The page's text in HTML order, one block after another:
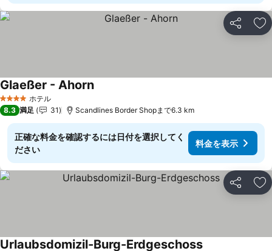
シェア お
4 ホテルのランク
ホテル
Glaeßer - Ahorn料金を表示
8.3 満足 31 Scandlines Border Shopまで6.3 km
正確な料金を確認するには日付を選択してく
ださい
料金を表示
シェア お
Urlaubsdomizil-Burg-Erdgeschoss